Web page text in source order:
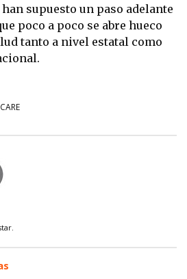
supuesto un paso adelante
poco a poco se abre hueco
tanto a nivel estatal como